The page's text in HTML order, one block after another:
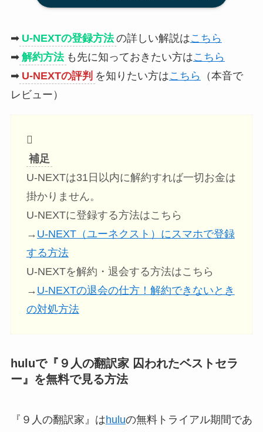
➡ U-NEXTの登録方法 の詳しい解説はこちら
➡ 解約方法 も先に知っておきたい方はこちら
➡ U-NEXTの評判 を知りたい方はこちら
（本音で
レビュー）
補足
U-NEXTは31日以内に解約すれば一切お金は
掛かりません。
U-NEXTに登録する方法はこちら
→ U-NEXT（ユーネクスト）にスマホで登録
する方法
U-NEXTを解約・退会する方法はこちら
→ U-NEXTの退会の仕方！解約できないとき
の対処方法
huluで『９人の翻訳家 囚われたベストセラ
ー』 を無料で見る方法
『９人の翻訳家』はhuluの無料トライアル期間であ